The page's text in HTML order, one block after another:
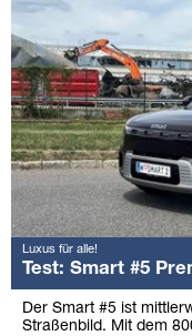
Luxus für alle!
Test: Smart #5
Der Smart #5 ist
Straßenbild. Mit dem